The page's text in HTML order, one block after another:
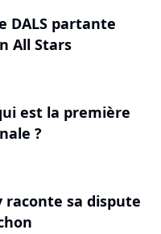
DALS partante
All Stars
est la première
?
raconte sa dispute